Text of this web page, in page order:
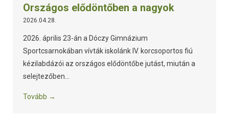
Országos elődöntőben a nagyok
2026.04.28.
2026. április 23-án a Dóczy Gimnázium
Sportcsarnokában vívták iskolánk IV. korcsoportos fiú
kézilabdázói az országos elődöntőbe jutást, miután a
selejtezőben...
Tovább →